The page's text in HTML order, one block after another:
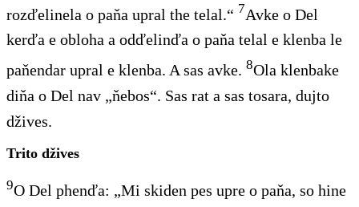
rozďelinela o paňa upral the telal.“ 7Avke o Del
kerďa e obloha a odďelinďa o paňa telal e klenba le
paňendar upral e klenba. A sas avke. 8Ola klenbake
diňa o Del nav „ňebos“. Sas rat a sas tosara, dujto
džives.
Trito džives
9O Del phenďa: „Mi skiden pes upre o paňa, so hine